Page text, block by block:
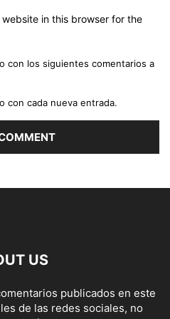
in this browser for the
con los siguientes comentarios a
con cada nueva entrada.
US
publicados en este
de las redes sociales, no